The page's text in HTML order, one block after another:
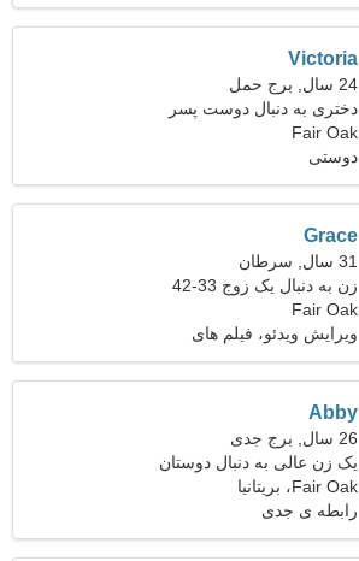
Victoria
24 سال, برج حمل
دختری به دنبال دوست پسر
29-33
Fair Oak
دوستی
Grace
31 سال, سرطان
زن به دنبال یک زوج 33-42
Fair Oak
ویرایش ویدئو، فیلم های
ویدئویی
Abby
26 سال, برج جدی
یک زن عالی به دنبال دوستان
Fair Oak، بریتانیا
رابطه ی جدی